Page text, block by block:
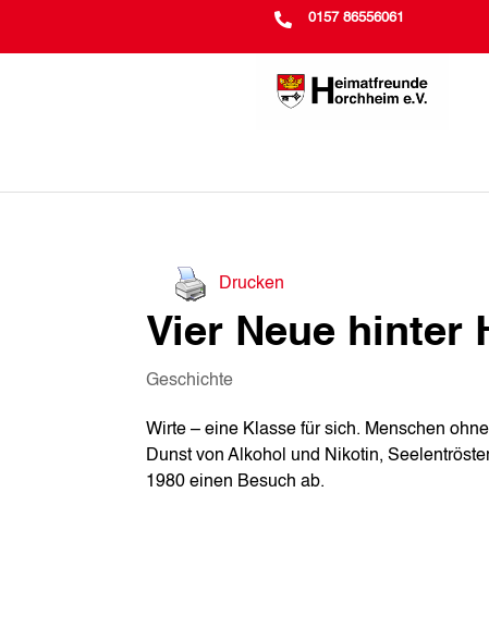
 0157 86556061
Drucken
Vier Neue hinter
Geschichte
Wirte – eine Klasse für sich. Menschen
Dunst von Alkohol und Nikotin,
1980 einen Besuch ab.